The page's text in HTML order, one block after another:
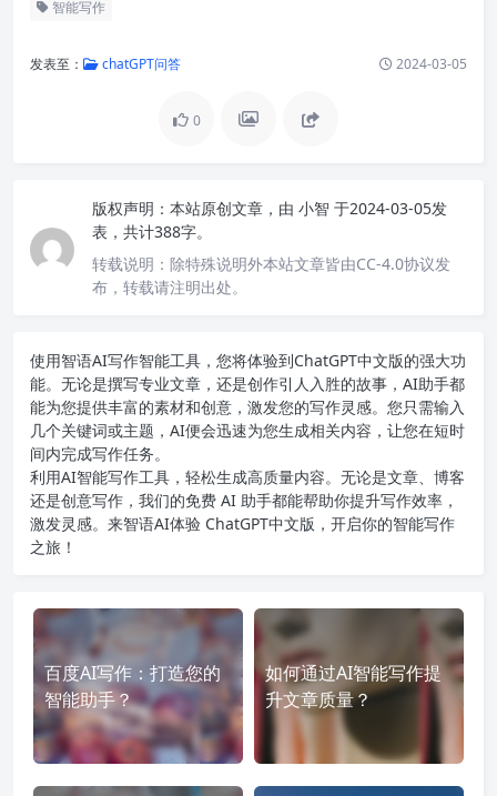
智能写作
发表至： chatGPT问答 2024-03-05
0
版权声明： 本站原创文章，由 小智 于2024-03-05发
表，共计388字。
转载说明： 除特殊说明外本站文章皆由CC-4.0协议发
布，转载请注明出处。
使用智语AI写作智能工具，您将体验到ChatGPT中文版的强大功
能。无论是撰写专业文章，还是创作引人入胜的故事，AI助手都
能为您提供丰富的素材和创意，激发您的写作灵感。您只需输入
几个关键词或主题，AI便会迅速为您生成相关内容，让您在短时
间内完成写作任务。
利用AI智能写作工具，轻松生成高质量内容。无论是文章、博客
还是创意写作，我们的免费 AI 助手都能帮助你提升写作效率，
激发灵感。来智语AI体验 ChatGPT中文版 ，开启你的智能写作
之旅！
百度AI写作：打造您的
智能助手？
如何通过AI智能写作提
升文章质量？